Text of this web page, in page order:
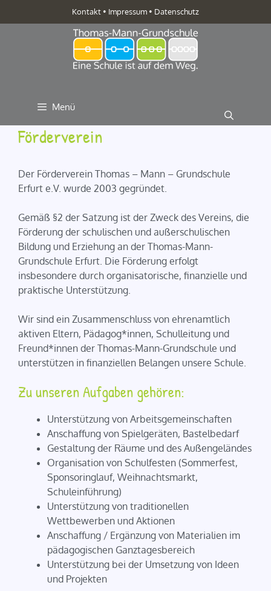
Inhalt
Kontakt • Impressum • Datenschutz
Menü
Förderverein
Der Förderverein Thomas – Mann – Grundschule
Erfurt e.V. wurde 2003 gegründet.
Gemäß §2 der Satzung ist der Zweck des Vereins, die
Förderung der schulischen und außerschulischen
Bildung und Erziehung an der Thomas-Mann-
Grundschule Erfurt. Die Förderung erfolgt
insbesondere durch organisatorische, finanzielle und
praktische Unterstützung.
Wir sind ein Zusammenschluss von ehrenamtlich
aktiven Eltern, Pädagog*innen, Schulleitung und
Freund*innen der Thomas-Mann-Grundschule und
unterstützen in finanziellen Belangen unsere Schule.
Zu unseren Aufgaben gehören:
Unterstützung von Arbeitsgemeinschaften
Anschaffung von Spielgeräten, Bastelbedarf
Gestaltung der Räume und des Außengeländes
Organisation von Schulfesten (Sommerfest,
Sponsoringlauf, Weihnachtsmarkt,
Schuleinführung)
Unterstützung von traditionellen
Wettbewerben und Aktionen
Anschaffung / Ergänzung von Materialien im
pädagogischen Ganztagesbereich
Unterstützung bei der Umsetzung von Ideen
und Projekten